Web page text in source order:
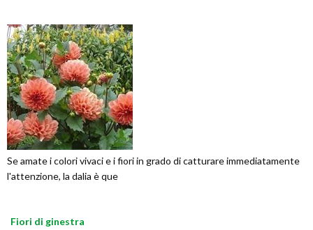
Se amate i colori vivaci e i fiori in grado di catturare immediatamente
l'attenzione, la dalia è que
Fiori di ginestra